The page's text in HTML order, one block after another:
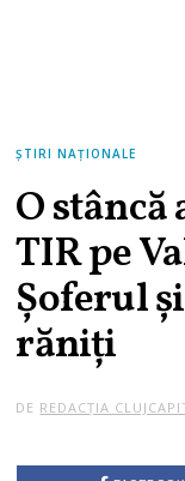
ȘTIRI NAȚIONALE
O stâncă
TIR pe
Șoferul
răniți
DE REDACȚIA